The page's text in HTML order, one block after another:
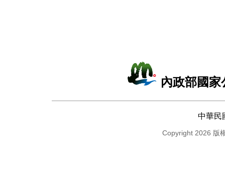
內政部國
中華民
Copyright 2026 版